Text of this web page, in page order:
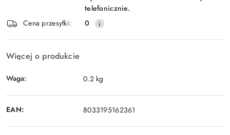
telefonicznie.
Cena przesyłki:
0
Więcej o produkcie
Waga: 0.2 kg
EAN: 8033195162361